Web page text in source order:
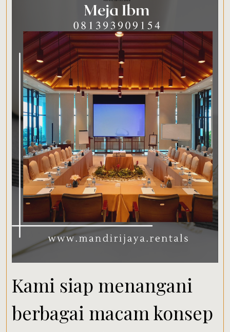
Kami siap menangani
berbagai macam konsep